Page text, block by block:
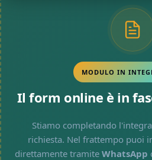
MODULO IN
Il form online è in
Stiamo completando
richiesta. Nel frattempo puoi
direttamente tramite WhatsApp